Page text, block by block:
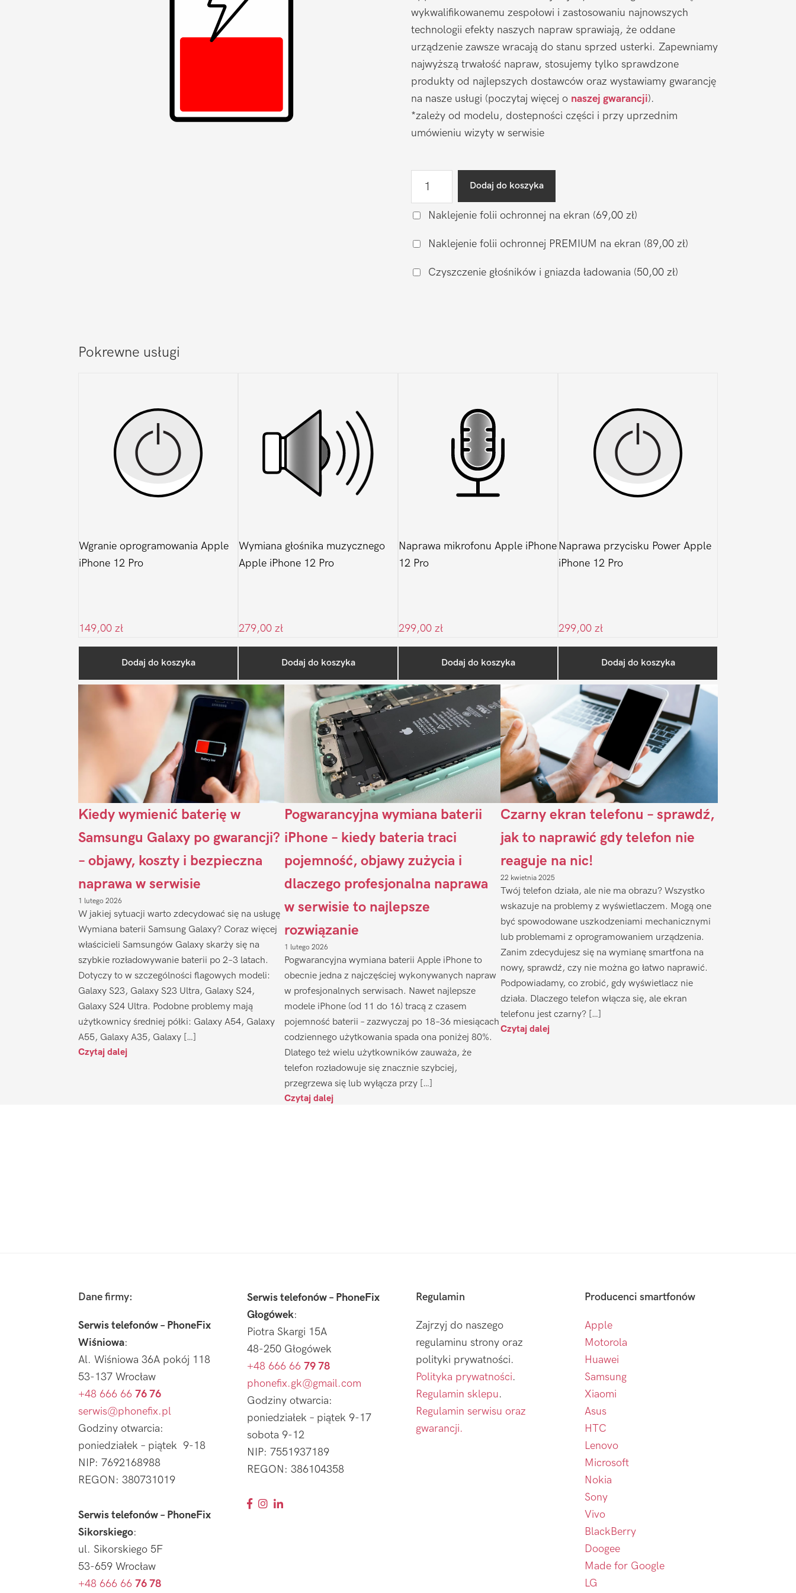
wykwalifikowanemu zespołowi i zastosowaniu najnowszych
technologii efekty naszych napraw sprawiają, że oddane
urządzenie zawsze wracają do stanu sprzed usterki. Zapewniamy
najwyższą trwałość napraw, stosujemy tylko sprawdzone
produkty od najlepszych dostawców oraz wystawiamy gwarancję
na nasze usługi (poczytaj więcej o naszej gwarancji).
*zależy od modelu, dostepności części i przy uprzednim
umówieniu wizyty w serwisie
baterii
zamiennik
Dodaj do koszyka
Naklejenie folii ochronnej na ekran (69,00 zł)
Naklejenie folii ochronnej PREMIUM na ekran (89,00 zł)
Czyszczenie głośników i gniazda ładowania (50,00 zł)
Pokrewne usługi
Wgranie oprogramowania Apple
iPhone 12 Pro
149,00 zł
Dodaj do koszyka
Wymiana głośnika muzycznego
Apple iPhone 12 Pro
279,00 zł
Dodaj do koszyka
Naprawa mikrofonu Apple iPhone
12 Pro
299,00 zł
Dodaj do koszyka
Naprawa przycisku Power Apple
iPhone 12 Pro
299,00 zł
Dodaj do koszyka
Sidebar
Ostatnio na blogu
Kiedy wymienić baterię w
Samsungu Galaxy po gwarancji?
– objawy, koszty i bezpieczna
naprawa w serwisie
1 lutego 2026
W jakiej sytuacji warto zdecydować się na usługę
Wymiana baterii Samsung Galaxy? Coraz więcej
właścicieli Samsungów Galaxy skarży się na
szybkie rozładowywanie baterii po 2–3 latach.
Dotyczy to w szczególności flagowych modeli:
Galaxy S23, Galaxy S23 Ultra, Galaxy S24,
Galaxy S24 Ultra. Podobne problemy mają
użytkownicy średniej półki: Galaxy A54, Galaxy
A55, Galaxy A35, Galaxy […]
Czytaj dalej
Pogwarancyjna wymiana baterii
iPhone – kiedy bateria traci
pojemność, objawy zużycia i
dlaczego profesjonalna naprawa
w serwisie to najlepsze
rozwiązanie
1 lutego 2026
Pogwarancyjna wymiana baterii Apple iPhone to
obecnie jedna z najczęściej wykonywanych napraw
w profesjonalnych serwisach. Nawet najlepsze
modele iPhone (od 11 do 16) tracą z czasem
pojemność baterii – zazwyczaj po 18–36 miesiącach
codziennego użytkowania spada ona poniżej 80%.
Dlatego też wielu użytkowników zauważa, że
telefon rozładowuje się znacznie szybciej,
przegrzewa się lub wyłącza przy […]
Czytaj dalej
Czarny ekran telefonu – sprawdź,
jak to naprawić gdy telefon nie
reaguje na nic!
22 kwietnia 2025
Twój telefon działa, ale nie ma obrazu? Wszystko
wskazuje na problemy z wyświetlaczem. Mogą one
być spowodowane uszkodzeniami mechanicznymi
lub problemami z oprogramowaniem urządzenia.
Zanim zdecydujesz się na wymianę smartfona na
nowy, sprawdź, czy nie można go łatwo naprawić.
Podpowiadamy, co zrobić, gdy wyświetlacz nie
działa. Dlaczego telefon włącza się, ale ekran
telefonu jest czarny? […]
Czytaj dalej
Dane firmy:
Serwis telefonów – PhoneFix
Wiśniowa:
Al. Wiśniowa 36A pokój 118
53-137 Wrocław
+48 666 66 76 76
serwis@phonefix.pl
Godziny otwarcia:
poniedziałek – piątek 9-18
NIP: 7692168988
REGON: 380731019
Serwis telefonów – PhoneFix
Sikorskiego:
ul. Sikorskiego 5F
53-659 Wrocław
+48 666 66 76 78
Serwis telefonów – PhoneFix
Głogówek:
Piotra Skargi 15A
48-250 Głogówek
+48 666 66 79 78
phonefix.gk@gmail.com
Godziny otwarcia:
poniedziałek – piątek 9-17
sobota 9-12
NIP: 7551937189
REGON: 386104358
Regulamin
Zajrzyj do naszego
regulaminu strony oraz
polityki prywatności.
Polityka prywatności.
Regulamin sklepu.
Regulamin serwisu oraz
gwarancji.
Producenci smartfonów
Apple
Motorola
Huawei
Samsung
Xiaomi
Asus
HTC
Lenovo
Microsoft
Nokia
Sony
Vivo
BlackBerry
Doogee
Made for Google
LG